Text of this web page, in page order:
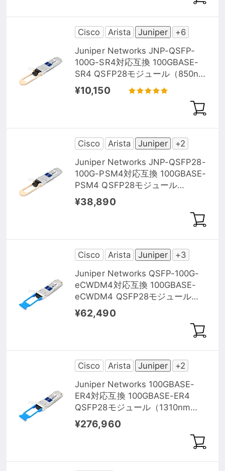
Cisco Arista Juniper
+6
Juniper Networks JNP-QSFP-
100G-SR4対応互換 100GBASE-
SR4 QSFP28モジュール（850nm
100m DOM）
¥10,150
Cisco Arista Juniper
+2
Juniper Networks JNP-QSFP28-
100G-PSM4対応互換 100GBASE-
PSM4 QSFP28モジュール
（1310nm 500m DOM）
¥38,890
Cisco Arista Juniper
+3
Juniper Networks QSFP-100G-
eCWDM4対応互換 100GBASE-
eCWDM4 QSFP28モジュール
（1310nm 10km DOM）
¥62,490
Cisco Arista Juniper
+2
Juniper Networks 100GBASE-
ER4対応互換 100GBASE-ER4
QSFP28モジュール（1310nm
40km DOM）
¥276,960